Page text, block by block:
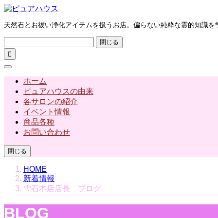
天然石とお祓い浄化アイテムを扱うお店。偏らない純粋な霊的知識を
閉じる

ホーム
ピュアハウスの由来
各サロンの紹介
イベント情報
商品各種
お問い合わせ
閉じる
HOME
新着情報
雫石本店店長 ブログ
BLOG